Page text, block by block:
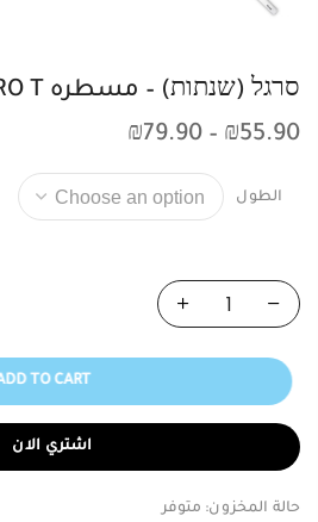
סרגל (שנתות) – مسطره LINERO T
₪55.90
–
₪79.90
الطول
ADD TO CART
اشتري الان
حالة المخزون: متوفر